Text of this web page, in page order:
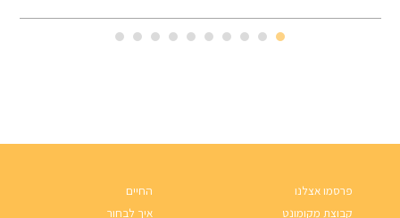
פרסמו אצלנו
קבוצת מקומונט
החיים
איך לבחור